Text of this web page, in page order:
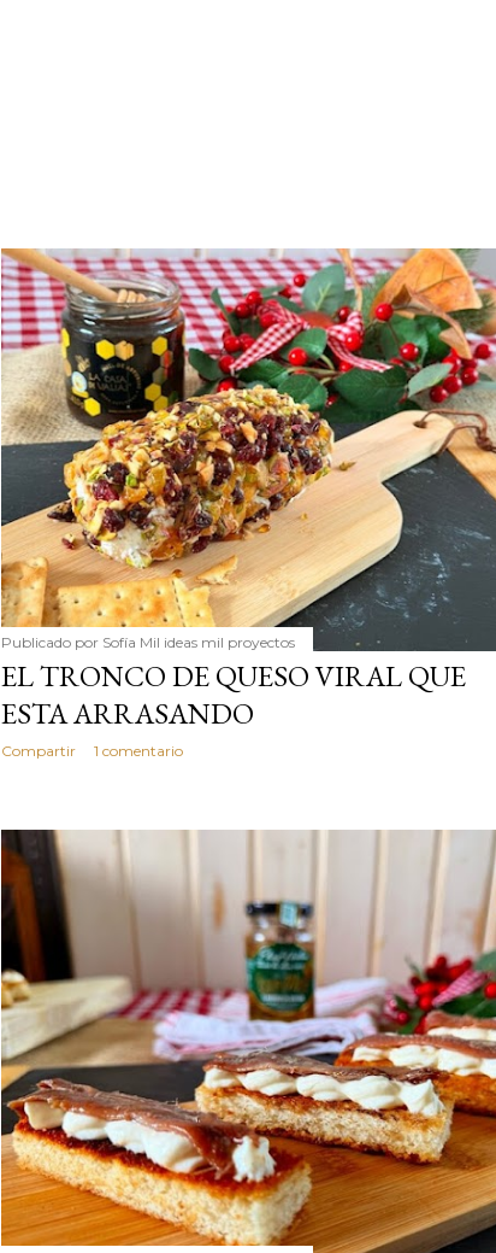
Publicado por Sofía Mil ideas mil proyectos
EL TRONCO DE QUESO VIRAL QUE
ESTA ARRASANDO
Compartir 1 comentario